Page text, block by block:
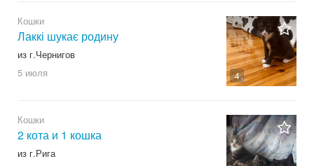
4
Кошки
Лаккі шукає родину
из г.Чернигов
5 июля
Кошки
2 кота и 1 кошка
из г.Рига